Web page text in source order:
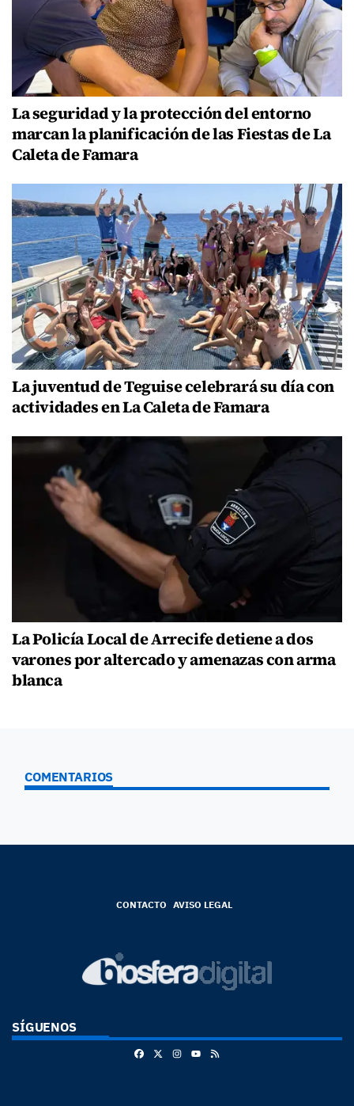
La seguridad y la protección del entorno
marcan la planificación de las Fiestas de La
Caleta de Famara
La juventud de Teguise celebrará su día con
actividades en La Caleta de Famara
La Policía Local de Arrecife detiene a dos
varones por altercado y amenazas con arma
blanca
COMENTARIOS
CONTACTO AVISO LEGAL
SÍGUENOS
FacebookInstagram